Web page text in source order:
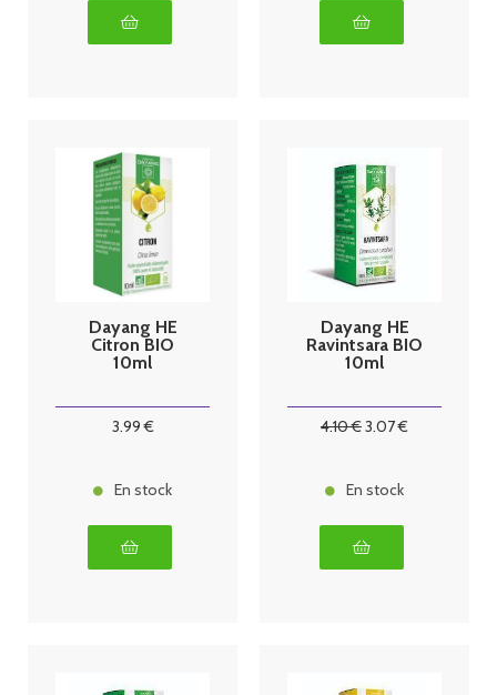
Dayang HE
Citron BIO
10ml
3.99€
En stock
Dayang HE
Ravintsara BIO
10ml
4.10€3.07€
En stock